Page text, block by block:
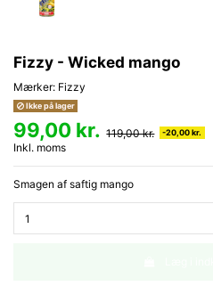
Fizzy - Wicked mango
Mærker: Fizzy
Ikke på lager
99,00 kr. 119,00 kr. -20,00 kr.
Inkl. moms
Smagen af saftig mango